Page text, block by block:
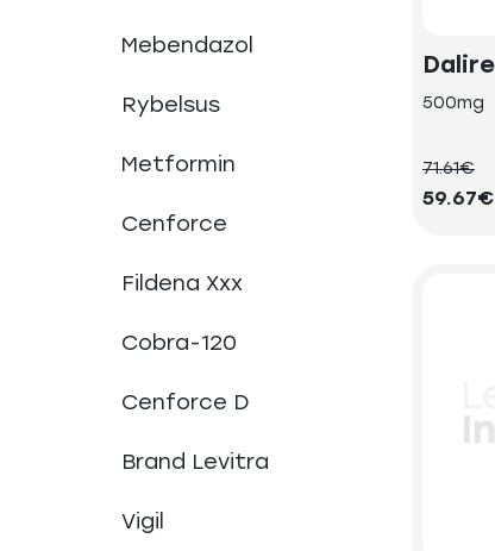
Mebendazol
Rybelsus
Metformin
Cenforce
Fildena Xxx
Cobra-120
Cenforce D
Brand Levitra
Vigil
500mg
71.61€
59.67€